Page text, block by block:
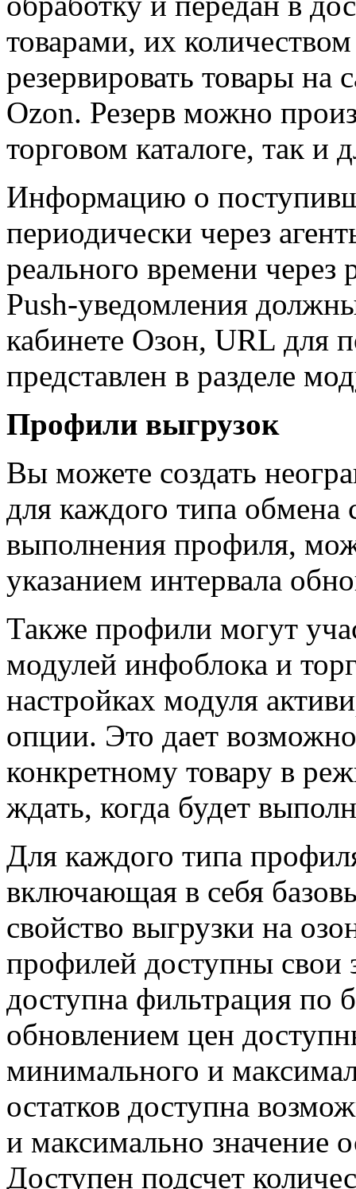
товарами, их
резервировать товары на
Ozon. Резерв можно
торговом каталоге, так и
Информацию о
периодически через
реального времени через
Push-уведомления
кабинете Озон, URL для
представлен в разделе
Профили выгрузок
Вы можете создать
для каждого типа обмена
выполнения профиля,
указанием интервала
Также профили могут
модулей инфоблока и
настройках модуля
опции. Это дает
конкретному товару в
ждать, когда будет
Для каждого типа
включающая в себя
свойство выгрузки на
профилей доступны свои
доступна фильтрация по
обновлением цен
минимального и
остатков доступна
и максимально значение
Доступен подсчет